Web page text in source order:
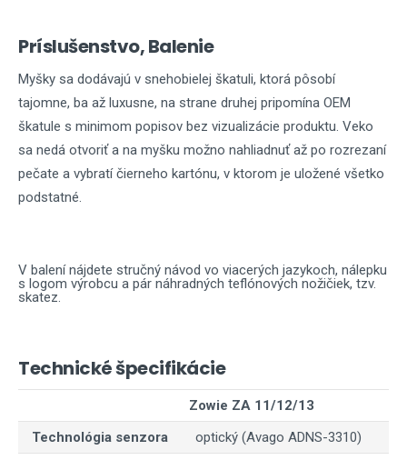
Príslušenstvo, Balenie
Myšky sa dodávajú v snehobielej škatuli, ktorá pôsobí
tajomne, ba až luxusne, na strane druhej pripomína OEM
škatule s minimom popisov bez vizualizácie produktu. Veko
sa nedá otvoriť a na myšku možno nahliadnuť až po rozrezaní
pečate a vybratí čierneho kartónu, v ktorom je uložené všetko
podstatné.
V balení nájdete stručný návod vo viacerých jazykoch, nálepku
s logom výrobcu a pár náhradných teflónových nožičiek, tzv.
skatez.
Technické špecifikácie
Zowie ZA 11/12/13
Technológia senzora
optický (Avago ADNS-3310)